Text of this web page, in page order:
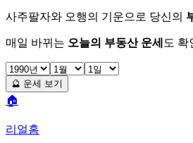
사주팔자와 오행의 기운으로 당신의
매일 바뀌는 오늘의 부동산 운세 도 확
🔮 운세 보기
🏠
리얼홈